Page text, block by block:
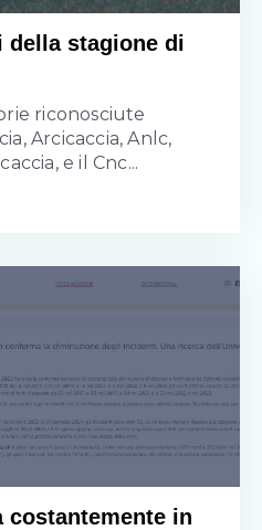
stagione di
riconosciute
Arcicaccia, Anlc,
e il Cnc...
in